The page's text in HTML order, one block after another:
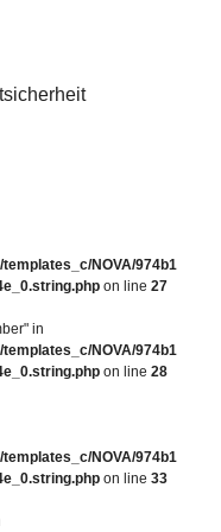
NOVA/974b1
on line 27
in
NOVA/974b1
on line 28
NOVA/974b1
on line 33